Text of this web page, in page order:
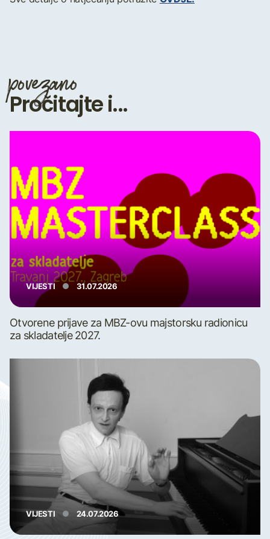
povezano
Pročitajte i...
VIJESTI 31.07.2026
Otvorene prijave za MBZ-ovu majstorsku radionicu
za skladatelje 2027.
VIJESTI 24.07.2026